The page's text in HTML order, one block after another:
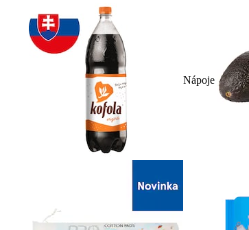
Nápoje